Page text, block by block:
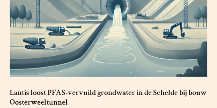
Zwijndrecht’
Lantis loost PFAS-vervuild grondwater in de Schelde bij bouw
Oosterweeltunnel